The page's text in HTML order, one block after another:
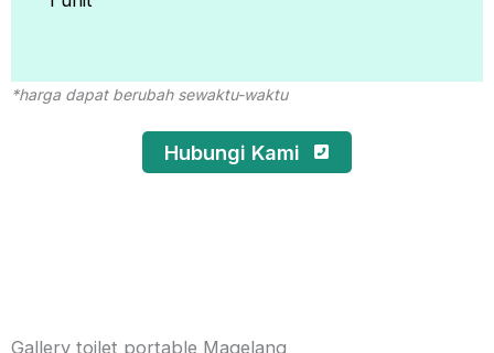
*harga dapat berubah sewaktu-waktu
Hubungi Kami
Gallery toilet portable Magelang